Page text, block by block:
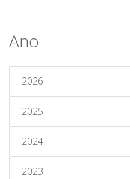
Ano
2026
2025
2024
2023